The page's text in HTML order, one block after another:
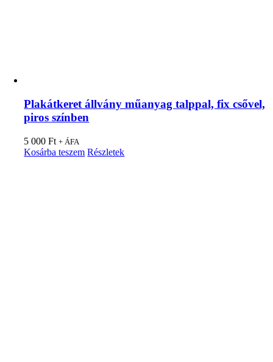
Plakátkeret állvány műanyag talppal, fix csővel,
piros színben
5 000Ft + ÁFA
Kosárba teszem Részletek